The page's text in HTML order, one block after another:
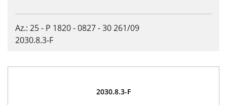
Az.: 25 - P 1820 - 0827 - 30 261/09
2030.8.3-F
2030.8.3-F